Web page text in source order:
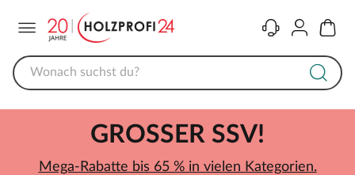
KontaktKonto
GROSSER SSV!
Mega-Rabatte bis 65 % in vielen Kategorien.